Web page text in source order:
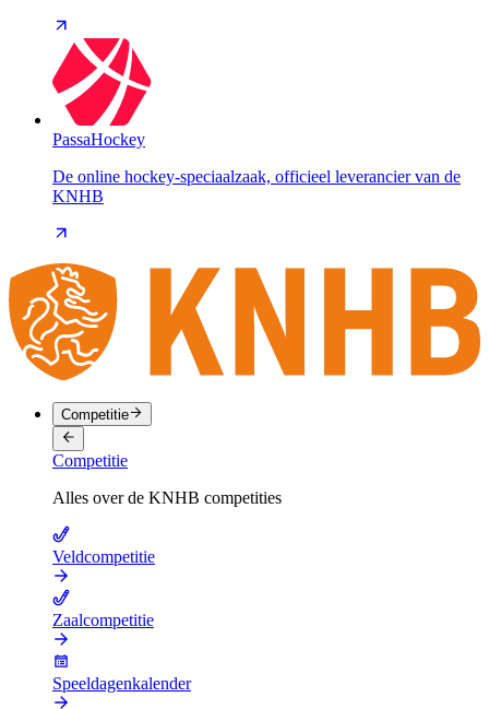
PassaHockey
De online hockey-speciaalzaak, officieel leverancier van de
KNHB
Competitie
Competitie
Alles over de KNHB competities
Veldcompetitie
Zaalcompetitie
Speeldagenkalender